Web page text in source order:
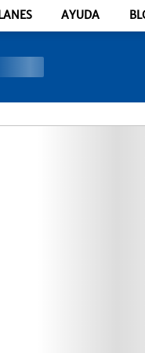
AYUDA